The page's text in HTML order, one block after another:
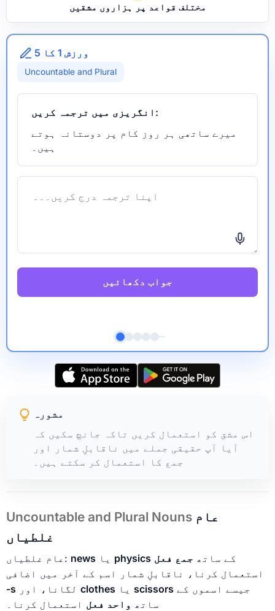
مختلف قواعد پر ہزاروں مشقیں
ورزش 1 کا 5
Uncountable and Plural
انگریزی میں ترجمہ کریں:
میرے ساتھی ہر روز کام پر دوستانہ ہوتے
ہیں۔
جواب دکھائیں
مشورہ
اس مشق کو استعمال کریں تاکہ جانچ سکیں کہ
آیا آپ حقیقی جملے میں ناقابلِ شمار اور
جمع کا استعمال کر سکتے ہیں۔
Uncountable and Plural Nouns عام
غلطیاں
عام غلطیاں: news physics کے ساتھ جمع فعل
استعمال کرنا، ناقابلِ شمار اسم کے آخر میں اضافی
-s
clothes scissors
ساتھ واحد فعل استعمال کرنا۔